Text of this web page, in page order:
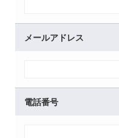
メールアドレス
電話番号